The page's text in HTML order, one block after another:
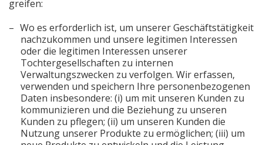
greifen:
Wo es erforderlich ist, um unserer Geschäftstätigkeit
nachzukommen und unsere legitimen Interessen
oder die legitimen Interessen unserer
Tochtergesellschaften zu internen
Verwaltungszwecken zu verfolgen. Wir erfassen,
verwenden und speichern Ihre personenbezogenen
Daten insbesondere: (i) um mit unseren Kunden zu
kommunizieren und die Beziehung zu unseren
Kunden zu pflegen; (ii) um unseren Kunden die
Nutzung unserer Produkte zu ermöglichen; (iii) um